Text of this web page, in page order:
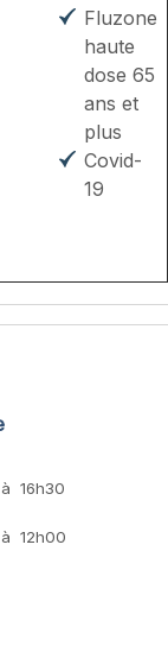
Fluzone
haute
dose 65
ans et
plus
Covid-
19
16h30
12h00